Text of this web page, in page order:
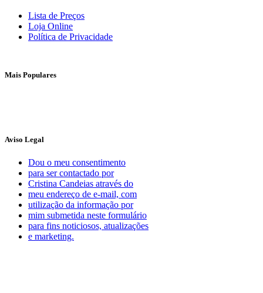
Lista de Preços
Loja Online
Política de Privacidade
Mais Populares
Aviso Legal
Dou o meu consentimento
para ser contactado por
Cristina Candeias através do
meu endereço de e-mail, com
utilização da informação por
mim submetida neste formulário
para fins noticiosos, atualizações
e marketing.